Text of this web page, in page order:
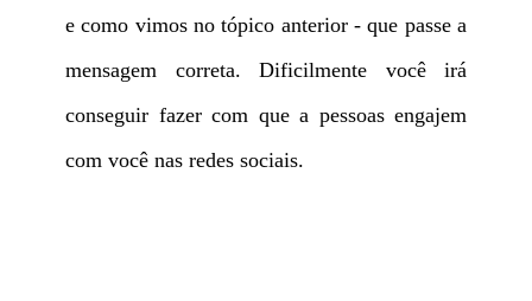
e como vimos no tópico anterior - que passe a
mensagem correta. Dificilmente você irá
conseguir fazer com que a pessoas engajem
com você nas redes sociais.